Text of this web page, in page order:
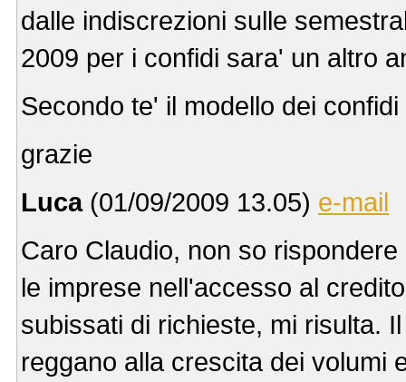
dalle indiscrezioni sulle
2009 per i confidi sara' un altro
Secondo te' il modello dei
grazie
Luca(01/09/2009 13.05) e-mail
Caro Claudio, non so
le imprese nell'accesso al
subissati di richieste, mi risulta.
reggano alla crescita dei volumi